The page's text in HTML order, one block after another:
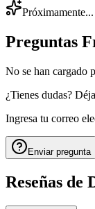
Próximamente...
Preguntas
No se han cargado
¿Tienes dudas?
Ingresa tu correo
Enviar pregunta
Reseñas de